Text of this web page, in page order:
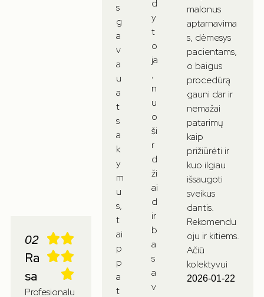
02
Ra
sa
Profesionalu
d
y
t
o
ja
,
n
u
o
ši
r
d
ži
ai
d
ir
b
a
s
a
v
s
g
a
v
a
u
a
t
s
a
k
y
m
u
s,
t
ai
p
p
a
t
malonus
aptarnavima
s, dėmesys
pacientams,
o baigus
procedūrą
gauni dar ir
nemažai
patarimų
kaip
prižiūrėti ir
kuo ilgiau
išsaugoti
sveikus
dantis.
Rekomendu
oju ir kitiems.
Ačiū
kolektyvui
2026-01-22